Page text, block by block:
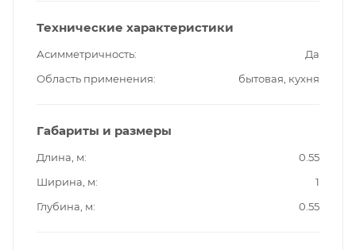
Технические характеристики
Асимметричность
Да
Область применения
бытовая, кухня
Габариты и размеры
Длина, м
0.55
Ширина, м
1
Глубина, м
0.55